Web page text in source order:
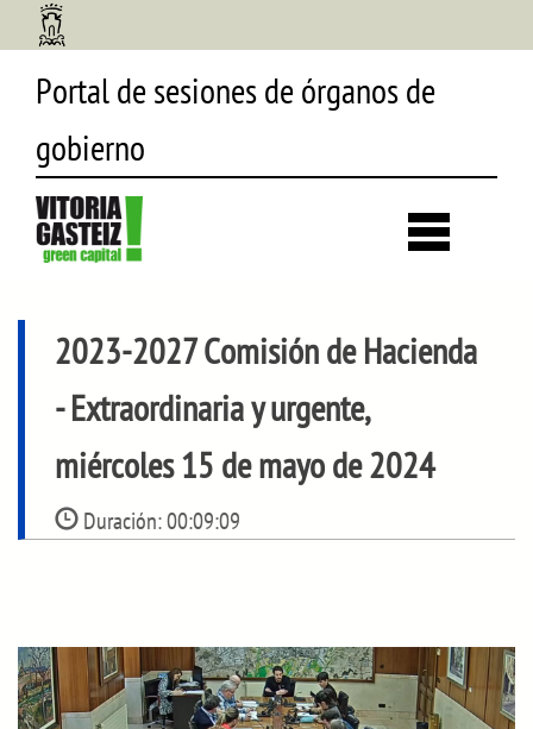
Portal de sesiones de órganos de
gobierno
2023-2027 Comisión de Hacienda
- Extraordinaria y urgente,
miércoles 15 de mayo de 2024
Duración:00:09:09